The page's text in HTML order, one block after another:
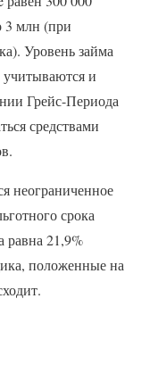
3 млн (при
Уровень займа
учитываются и
Грейс-Периода
средствами
неограниченное
срока
равна 21,9%
положенные на